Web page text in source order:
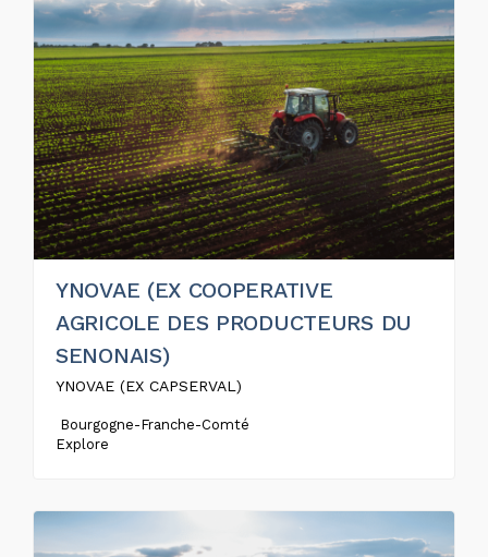
YNOVAE (EX COOPERATIVE
AGRICOLE DES PRODUCTEURS DU
SENONAIS)
YNOVAE (EX CAPSERVAL)
Bourgogne-Franche-Comté
Explore